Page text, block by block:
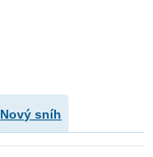
Nový sníh